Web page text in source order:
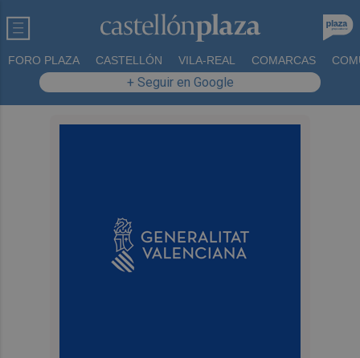
FORO PLAZA CASTELLÓN VILA-REAL COMARCAS
+ Seguir en Google